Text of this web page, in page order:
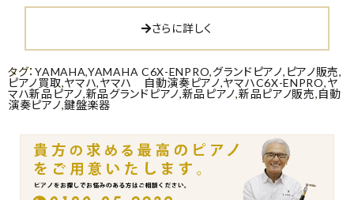
さらに詳しく
タグ：YAMAHA,YAMAHA C6X-ENPRO,グランドピアノ, ピアノ販売,
ピアノ買取,ヤマハ,ヤマハ 自動演奏ピアノ,ヤマハC6X-ENPRO,ヤ
マハ新品ピアノ,新品グランドピアノ,新品ピアノ,新品ピアノ販売,自動
演奏ピアノ,鍵盤楽器